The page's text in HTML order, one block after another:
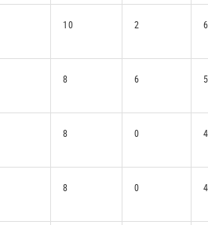
10 2
8 6
8 0
8 0